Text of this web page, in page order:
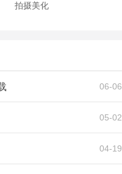
拍摄美化
拍摄美化
06-06
05-02
04-19